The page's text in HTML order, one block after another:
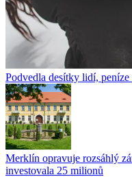
Podvedla desítky lidí,
Merklín opravuje rozsáhlý
investovala 25 milionů